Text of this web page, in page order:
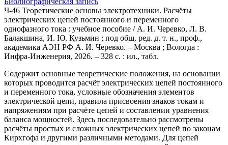
Ч-46 Теоретические основы электротехники. Расчёты
электрических цепей постоянного и переменного
однофазного тока : учебное пособие / А. И. Черевко, Л. В.
Балакшина, И. Ю. Кузьмин ; под общ. ред. д. т. н., проф.,
академика АЭН РФ А. И. Черевко. – Москва ; Вологда :
Инфра-Инженерия, 2026. – 328 с. : ил., табл.
Содержит основные теоретические положения, на основании
которых проводится расчёт электрических цепей постоянного
и переменного тока, условные обозначения элементов
электрической цепи, правила присвоения знаков токам и
напряжениям при расчёте цепей и составлении уравнения
баланса мощностей. Здесь последовательно рассмотрены
расчёты простых и сложных электрических цепей по законам
Кирхгофа и другими различными методами. Для цепей